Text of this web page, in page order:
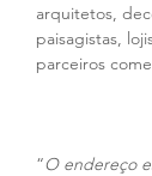
arquitetos,
paisagistas,
parceiros
“O endereço